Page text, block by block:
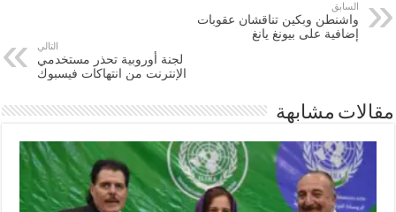
السابق
واشنطن وبكين تناقشان عقوبات
إضافية على بيونغ يانغ
التالي
لجنة أوروبية تحذر مستخدمي
الإنترنت من انتهاكات فيسبوك
مقالات مشابهة